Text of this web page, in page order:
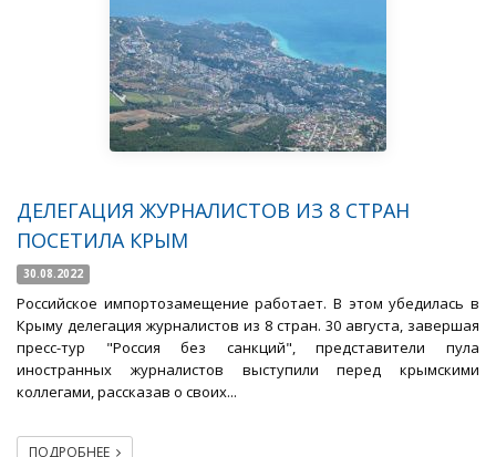
ДЕЛЕГАЦИЯ ЖУРНАЛИСТОВ ИЗ 8 СТРАН
ПОСЕТИЛА КРЫМ
30.08.2022
Российское импортозамещение работает. В этом убедилась в
Крыму делегация журналистов из 8 стран. 30 августа, завершая
пресс-тур "Россия без санкций", представители пула
иностранных журналистов выступили перед крымскими
коллегами, рассказав о своих...
ПОДРОБНЕЕ